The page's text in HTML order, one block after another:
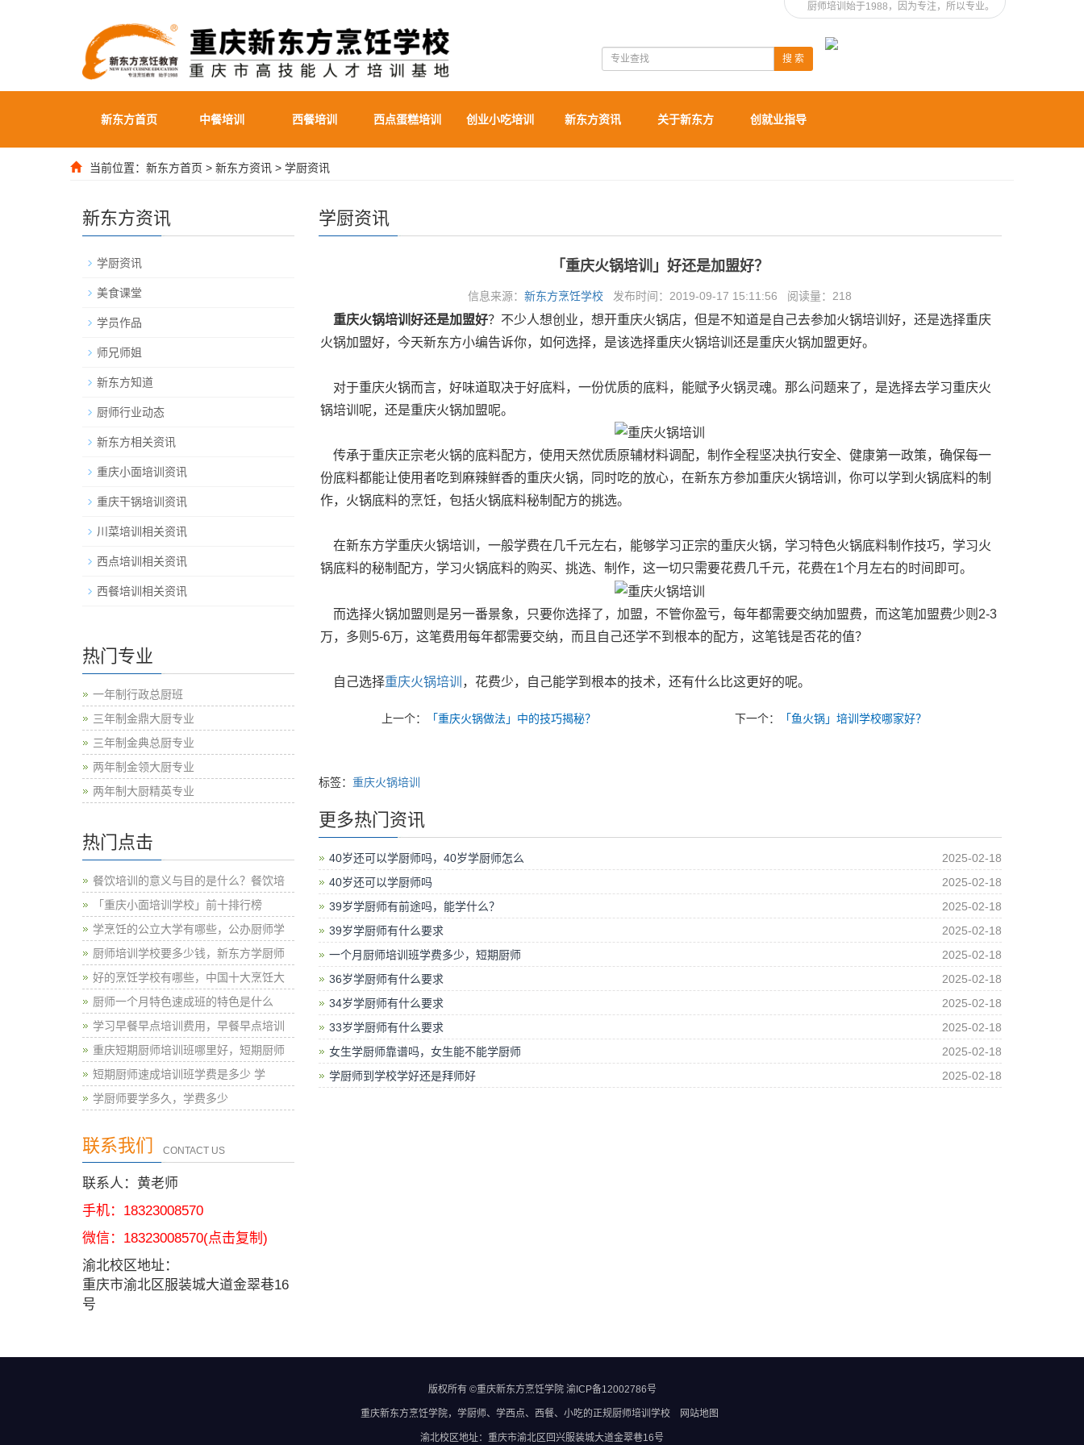
厨师培训始于1988，因为专注，所以专业。
搜 索
新东方首页 中餐培训 西餐培训 西点蛋糕培训 创业小吃培训 新东方资讯 关于新东方 创就业指导
当前位置： 新东方首页 > 新东方资讯 > 学厨资讯
学厨资讯
「重庆火锅培训」好还是加盟好？
信息来源：新东方烹饪学校 发布时间：2019-09-17 15:11:56 阅读量： 218
重庆火锅培训好还是加盟好？不少人想创业，想开重庆火锅店，但是不知道是自己去参加火锅培训好，还是选择重庆
火锅加盟好，今天新东方小编告诉你，如何选择，是该选择重庆火锅培训还是重庆火锅加盟更好。
对于重庆火锅而言，好味道取决于好底料，一份优质的底料，能赋予火锅灵魂。那么问题来了，是选择去学习重庆火
锅培训呢，还是重庆火锅加盟呢。
传承于重庆正宗老火锅的底料配方，使用天然优质原辅材料调配，制作全程坚决执行安全、健康第一政策，确保每一
份底料都能让使用者吃到麻辣鲜香的重庆火锅，同时吃的放心，在新东方参加重庆火锅培训，你可以学到火锅底料的制
作，火锅底料的烹饪，包括火锅底料秘制配方的挑选。
在新东方学重庆火锅培训，一般学费在几千元左右，能够学习正宗的重庆火锅，学习特色火锅底料制作技巧，学习火
锅底料的秘制配方，学习火锅底料的购买、挑选、制作，这一切只需要花费几千元，花费在1个月左右的时间即可。
而选择火锅加盟则是另一番景象，只要你选择了，加盟，不管你盈亏，每年都需要交纳加盟费，而这笔加盟费少则2-3
万，多则5-6万，这笔费用每年都需要交纳，而且自己还学不到根本的配方，这笔钱是否花的值？
自己选择重庆火锅培训 ，花费少，自己能学到根本的技术，还有什么比这更好的呢。
上一个： 「重庆火锅做法」中的技巧揭秘？ 下一个： 「鱼火锅」培训学校哪家好？
标签： 重庆火锅培训
更多热门资讯
40岁还可以学厨师吗，40岁学厨师怎么
2025-02-18
40岁还可以学厨师吗
2025-02-18
39岁学厨师有前途吗，能学什么？
2025-02-18
39岁学厨师有什么要求
2025-02-18
一个月厨师培训班学费多少，短期厨师
2025-02-18
36岁学厨师有什么要求
2025-02-18
34岁学厨师有什么要求
2025-02-18
33岁学厨师有什么要求
2025-02-18
女生学厨师靠谱吗，女生能不能学厨师
2025-02-18
学厨师到学校学好还是拜师好
2025-02-18
新东方资讯
学厨资讯
美食课堂
学员作品
师兄师姐
新东方知道
厨师行业动态
新东方相关资讯
重庆小面培训资讯
重庆干锅培训资讯
川菜培训相关资讯
西点培训相关资讯
西餐培训相关资讯
热门专业
一年制行政总厨班
三年制金鼎大厨专业
三年制金典总厨专业
两年制金领大厨专业
两年制大厨精英专业
热门点击
餐饮培训的意义与目的是什么？餐饮培
「重庆小面培训学校」前十排行榜
学烹饪的公立大学有哪些，公办厨师学
厨师培训学校要多少钱，新东方学厨师
好的烹饪学校有哪些，中国十大烹饪大
厨师一个月特色速成班的特色是什么
学习早餐早点培训费用，早餐早点培训
重庆短期厨师培训班哪里好，短期厨师
短期厨师速成培训班学费是多少 学
学厨师要学多久，学费多少
联系我们 CONTACT US
联系人：黄老师
手机：18323008570
微信： 18323008570(点击复制)
渝北校区地址：
重庆市渝北区服装城大道金翠巷16
号
版权所有 ©重庆新东方烹饪学院 渝ICP备12002786号
重庆新东方烹饪学院，学厨师、学西点、西餐、小吃的正规厨师培训学校 网站地图
渝北校区地址：重庆市渝北区回兴服装城大道金翠巷16号